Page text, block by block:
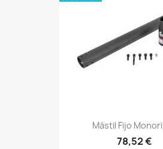
Mástil Fijo
78,52 €